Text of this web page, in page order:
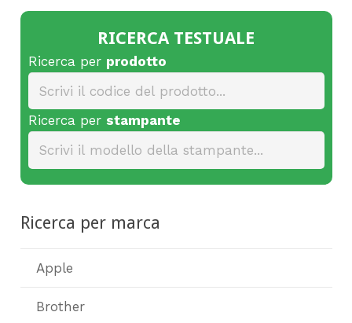
RICERCA TESTUALE
Ricerca per prodotto
Ricerca per stampante
Ricerca per marca
Apple
Brother